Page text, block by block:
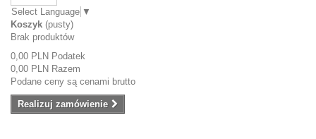
Select Language ▼
Koszyk (pusty)
Brak produktów
0,00 PLN Podatek
0,00 PLN Razem
Podane ceny są cenami brutto
Realizuj zamówienie